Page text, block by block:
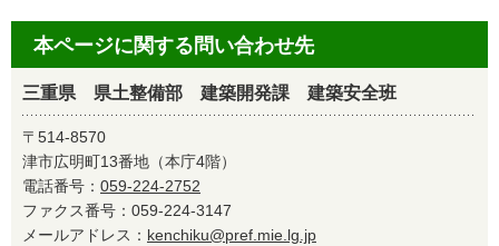
本ページに関する問い合わせ先
三重県 県土整備部 建築開発課 建築安全班
〒514-8570
津市広明町13番地（本庁4階）
電話番号： 059-224-2752
ファクス番号：059-224-3147
メールアドレス： kenchiku@pref.mie.lg.jp